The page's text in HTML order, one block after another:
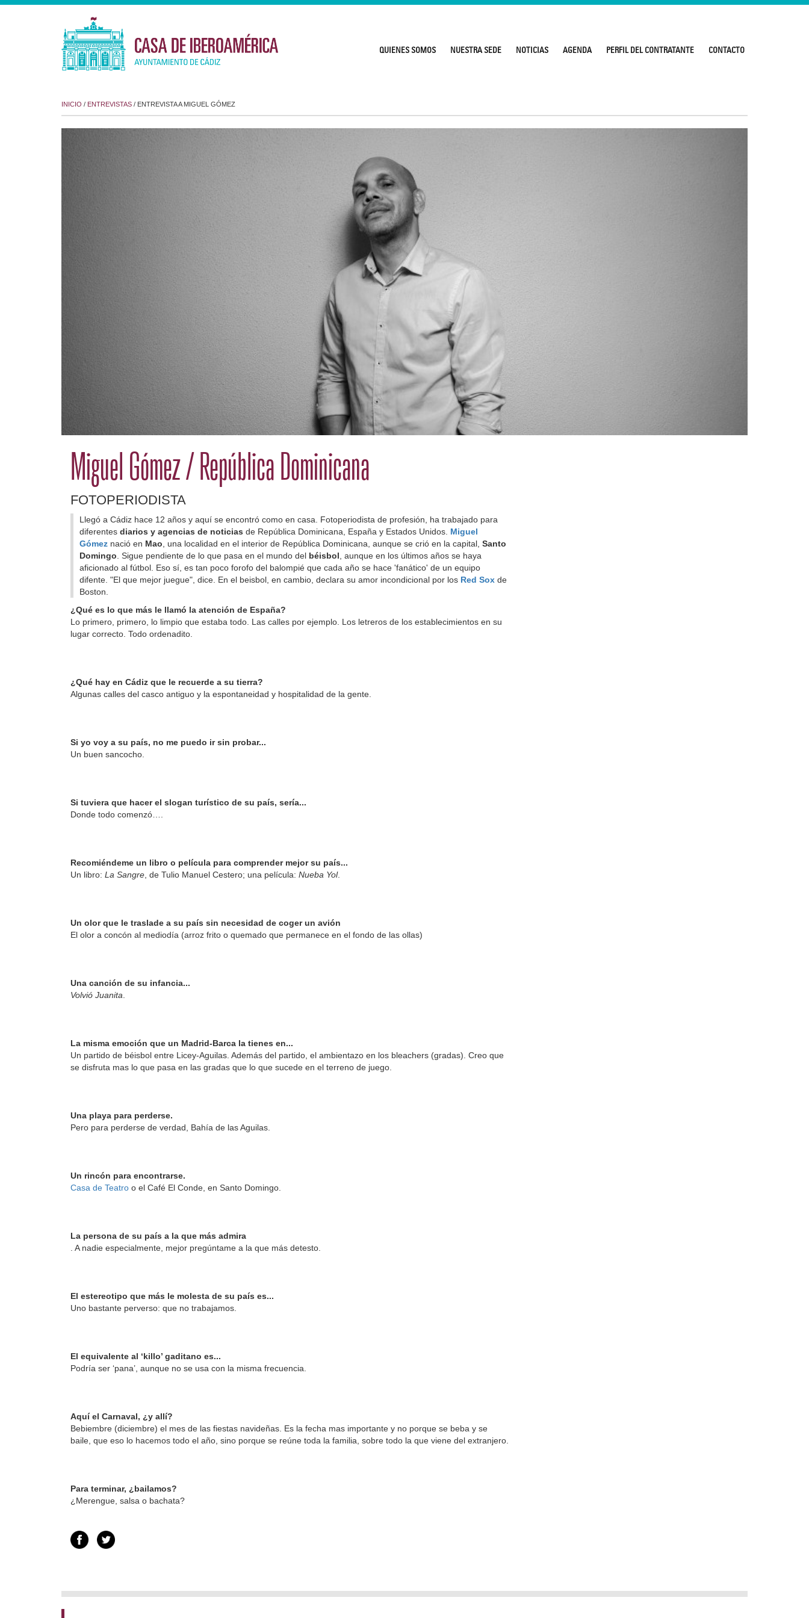
QUIENES SOMOS NUESTRA SEDE NOTICIAS AGENDA PERFIL DEL CONTRATANTE CONTACTO
INICIO / ENTREVISTAS / ENTREVISTA A MIGUEL GÓMEZ
Miguel Gómez/República Dominicana
FOTOPERIODISTA
Llegó a Cádiz hace 12 años y aquí se encontró como en casa. Fotoperiodista de profesión, ha trabajado para
diferentes diarios y agencias de noticias de República Dominicana, España y Estados Unidos. Miguel
Gómez nació en Mao , una localidad en el interior de República Dominicana, aunque se crió en la capital, Santo
Domingo . Sigue pendiente de lo que pasa en el mundo del béisbol , aunque en los últimos años se haya
aficionado al fútbol. Eso sí, es tan poco forofo del balompié que cada año se hace 'fanático' de un equipo
difente. "El que mejor juegue", dice. En el beisbol, en cambio, declara su amor incondicional por los Red Sox de
Boston.
¿Qué es lo que más le llamó la atención de España?
Lo primero, primero, lo limpio que estaba todo. Las calles por ejemplo. Los letreros de los establecimientos en su
lugar correcto. Todo ordenadito.
¿Qué hay en Cádiz que le recuerde a su tierra?
Algunas calles del casco antiguo y la espontaneidad y hospitalidad de la gente.
Si yo voy a su país, no me puedo ir sin probar...
Un buen sancocho.
Si tuviera que hacer el slogan turístico de su país, sería...
Donde todo comenzó….
Recomiéndeme un libro o película para comprender mejor su país...
Un libro: La Sangre , de Tulio Manuel Cestero; una película: Nueba Yol.
Un olor que le traslade a su país sin necesidad de coger un avión
El olor a concón al mediodía (arroz frito o quemado que permanece en el fondo de las ollas)
Una canción de su infancia...
Volvió Juanita
La misma emoción que un Madrid-Barca la tienes en...
Un partido de béisbol entre Licey-Aguilas. Además del partido, el ambientazo en los bleachers (gradas). Creo que
se disfruta mas lo que pasa en las gradas que lo que sucede en el terreno de juego.
Una playa para perderse.
Pero para perderse de verdad, Bahía de las Aguilas.
Un rincón para encontrarse.
Casa de Teatro o el Café El Conde, en Santo Domingo.
La persona de su país a la que más admira
. A nadie especialmente, mejor pregúntame a la que más detesto.
El estereotipo que más le molesta de su país es...
Uno bastante perverso: que no trabajamos.
El equivalente al ‘killo’ gaditano es...
Podría ser ‘pana’, aunque no se usa con la misma frecuencia.
Aquí el Carnaval, ¿y allí?
Bebiembre (diciembre) el mes de las fiestas navideñas. Es la fecha mas importante y no porque se beba y se
baile, que eso lo hacemos todo el año, sino porque se reúne toda la familia, sobre todo la que viene del extranjero.
Para terminar, ¿bailamos?
¿Merengue, salsa o bachata?